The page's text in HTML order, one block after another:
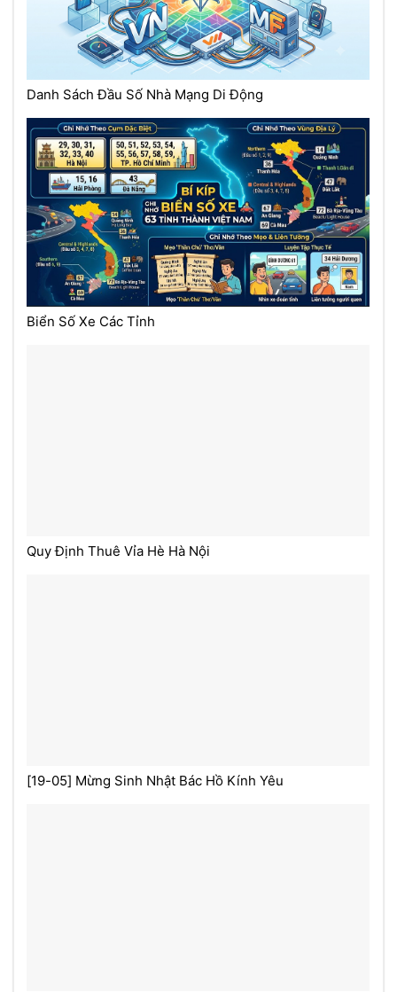
Danh Sách Đầu Số Nhà Mạng Di Động
Biển Số Xe Các Tỉnh
Quy Định Thuê Vỉa Hè Hà Nội
[19-05] Mừng Sinh Nhật Bác Hồ Kính Yêu